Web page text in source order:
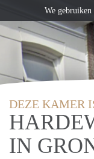
DEZE KAMER
IN
We gebruiken